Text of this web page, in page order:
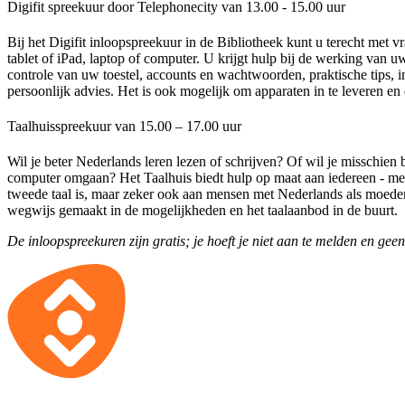
Digifit spreekuur door Telephonecity van 13.00 - 15.00 uur
Bij het Digifit inloopspreekuur in de Bibliotheek kunt u terecht met
tablet of iPad, laptop of computer. U krijgt hulp bij de werking van
controle van uw toestel, accounts en wachtwoorden, praktische tips,
persoonlijk advies. Het is ook mogelijk om apparaten in te leveren en
Taalhuisspreekuur van 15.00 – 17.00 uur
Wil je beter Nederlands leren lezen of schrijven? Of wil je misschien
computer omgaan? Het Taalhuis biedt hulp op maat aan iedereen -
tweede taal is, maar zeker ook aan mensen met Nederlands als
wegwijs gemaakt in de mogelijkheden en het taalaanbod in de buurt.
De inloopspreekuren zijn gratis; je hoeft je niet aan te melden en